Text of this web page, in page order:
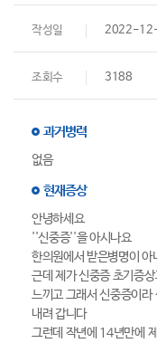
작성일 2022-
조회수 3188
과거병력
없음
현재증상
안녕하세요
''신중증''을 아시나요
한의원에서 받은병명이
근데 제가 신중증 초기증
느끼고 그래서 신중증이라
내려 갑니다
그런데 작년에 14년만에